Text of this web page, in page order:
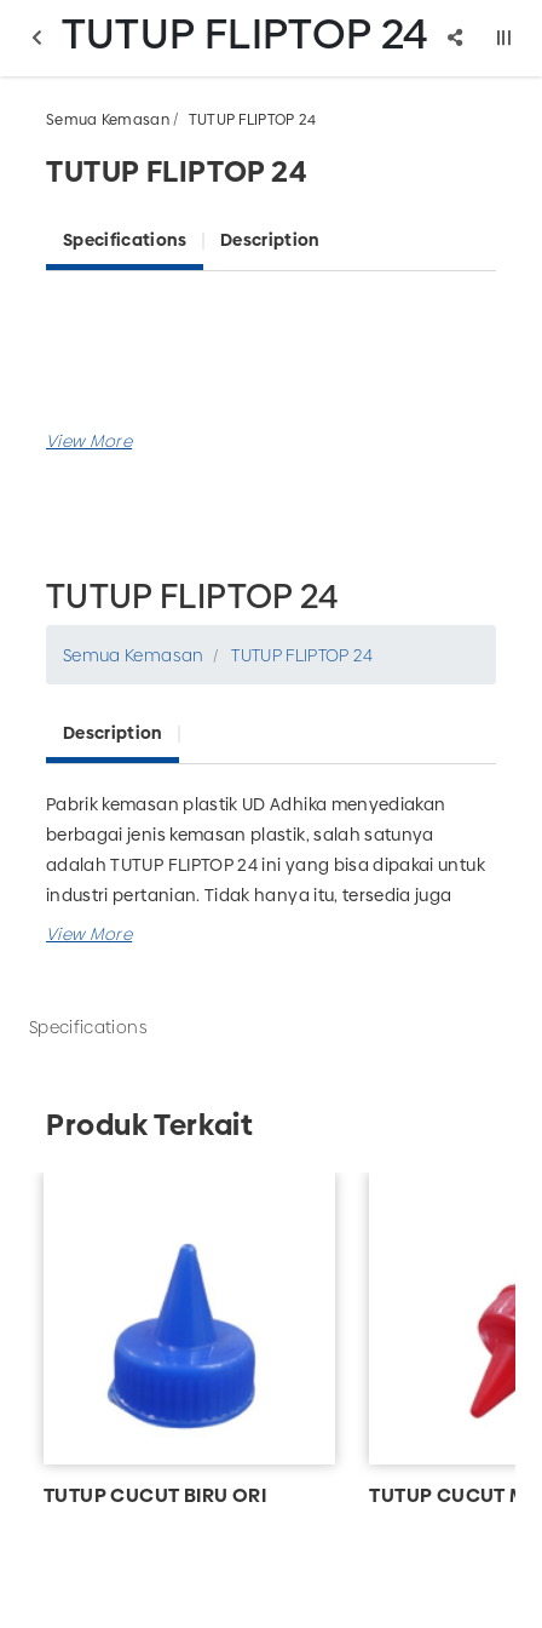
TUTUP FLIPTOP 24
Semua Kemasan TUTUP FLIPTOP 24
TUTUP FLIPTOP 24
Specifications Description
TUTUP FLIPTOP 24
Semua Kemasan TUTUP FLIPTOP 24
Description
Pabrik kemasan plastik UD Adhika menyediakan
berbagai jenis kemasan plastik, salah satunya
adalah TUTUP FLIPTOP 24 ini yang bisa dipakai untuk
industri pertanian. Tidak hanya itu, tersedia juga
botol pupuk, kemasan alumunium, galon, botol
bisnis Anda. Tunggu apa lagi? Segera hubungi UD
Specifications
Produk Terkait
TUTUP CUCUT BIRU ORI TUTUP CUCUT